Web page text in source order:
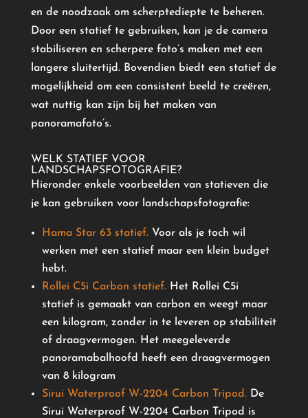
en de noodzaak om scherptediepte te beheren.
Door een statief te gebruiken, kan je de camera
stabiliseren en scherpere foto’s maken met een
langere sluitertijd. Bovendien biedt een statief de
mogelijkheid om een ​​consistent beeld te creëren,
wat nuttig kan zijn bij het maken van
panoramafoto’s.
WELK STATIEF VOOR
LANDSCHAPSFOTOGRAFIE?
Hieronder enkele voorbeelden van statieven die
je kan gebruiken voor landschapsfotografie:
Hama Star 63 statief.Voor als je toch wil
werken met een statief maar een klein budget
hebt.
Rollei C5i Carbon statief.Het Rollei C5i
statief is gemaakt van carbon en weegt maar
een kilogram, zonder in te leveren op stabiliteit
of draagvermogen. Het meegeleverde
panoramabalhoofd heeft een draagvermogen
van 8 kilogram
Sirui Waterproof W-2204 Carbon Tripod. De
Sirui Waterproof W-2204 Carbon Tripod is